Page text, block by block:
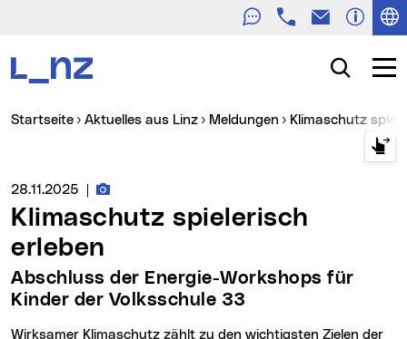
TelefonE-Mail
Suche
Sie sind hier:
Startseite Aktuelles aus Linz Meldungen Klimaschutz
Medienservice vom:
28.11.2025 Fotos zur Meldung
Klimaschutz spielerisch
erleben
Abschluss der Energie-Workshops für
Kinder der Volksschule 33
Wirksamer Klimaschutz zählt zu den wichtigsten Zielen der